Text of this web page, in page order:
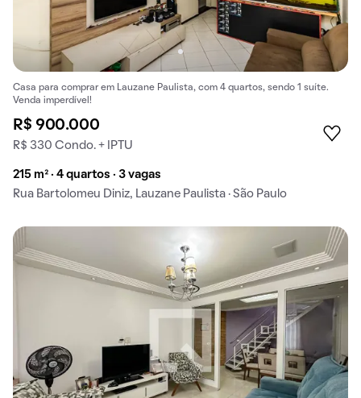
Casa para comprar em Lauzane Paulista, com 4 quartos, sendo 1 suíte.
Venda imperdível!
R$ 900.000
R$ 330 Condo. + IPTU
215 m² · 4 quartos · 3 vagas
Rua Bartolomeu Diniz, Lauzane Paulista · São Paulo